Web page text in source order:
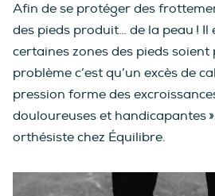
Afin de se protéger des
des pieds produit… de la peau !
certaines zones des pieds soient
problème c’est qu’un excès de
pression forme des
douloureuses et handicapantes
orthésiste chez Équilibre.